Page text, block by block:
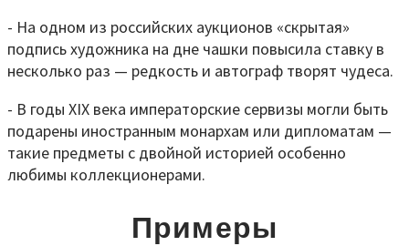
- На одном из российских аукционов «скрытая»
подпись художника на дне чашки повысила ставку в
несколько раз — редкость и автограф творят чудеса.
- В годы XIX века императорские сервизы могли быть
подарены иностранным монархам или дипломатам —
такие предметы с двойной историей особенно
любимы коллекционерами.
Примеры